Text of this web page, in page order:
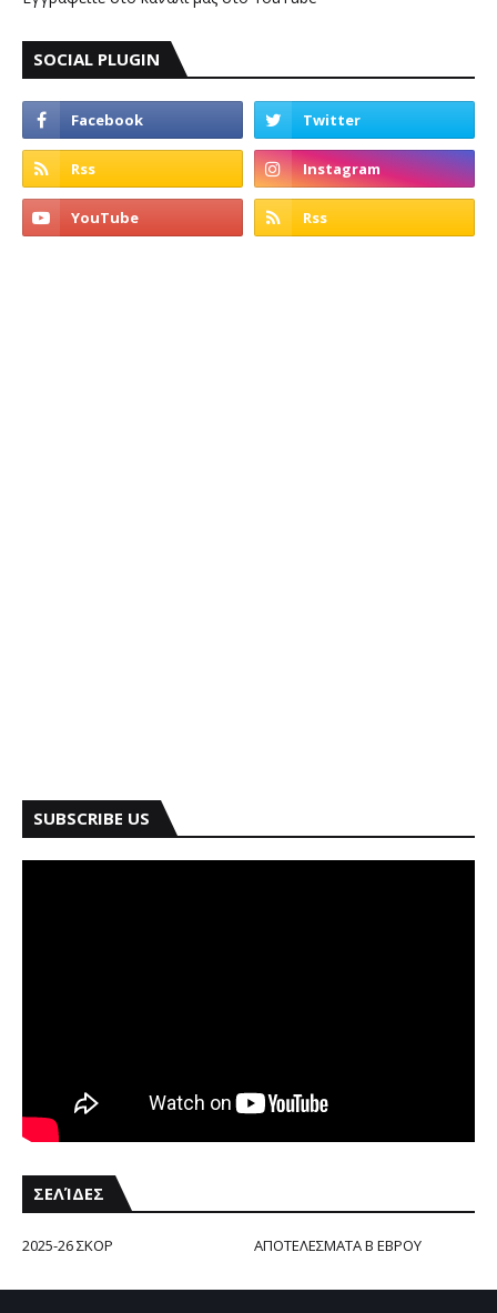
SOCIAL PLUGIN
SUBSCRIBE US
ΣΕΛΊΔΕΣ
2025-26 ΣΚΟΡ ΑΠΟΤΕΛΕΣΜΑΤΑ Β ΕΒΡΟΥ